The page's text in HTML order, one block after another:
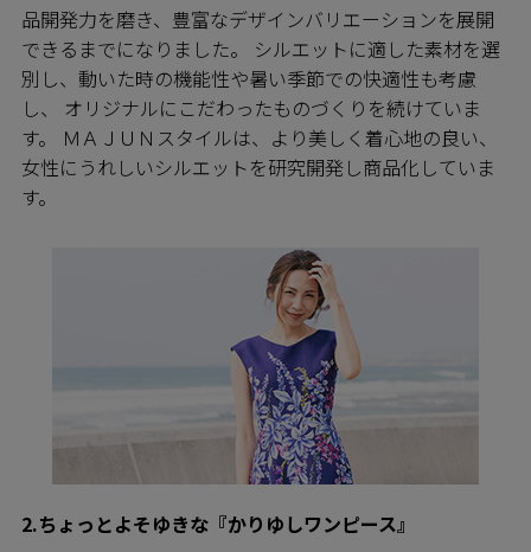
品開発力を磨き、豊富なデザインバリエーションを展開
できるまでになりました。 シルエットに適した素材を選
別し、動いた時の機能性や暑い季節での快適性も考慮
し、 オリジナルにこだわったものづくりを続けていま
す。 ＭＡＪＵＮスタイルは、より美しく着心地の良い、
女性にうれしいシルエットを研究開発し商品化していま
す。
2.ちょっとよそゆきな『かりゆしワンピース』